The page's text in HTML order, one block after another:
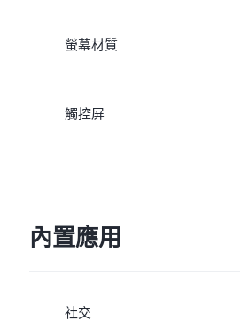
螢幕材質
觸控屏
內置應用
社交